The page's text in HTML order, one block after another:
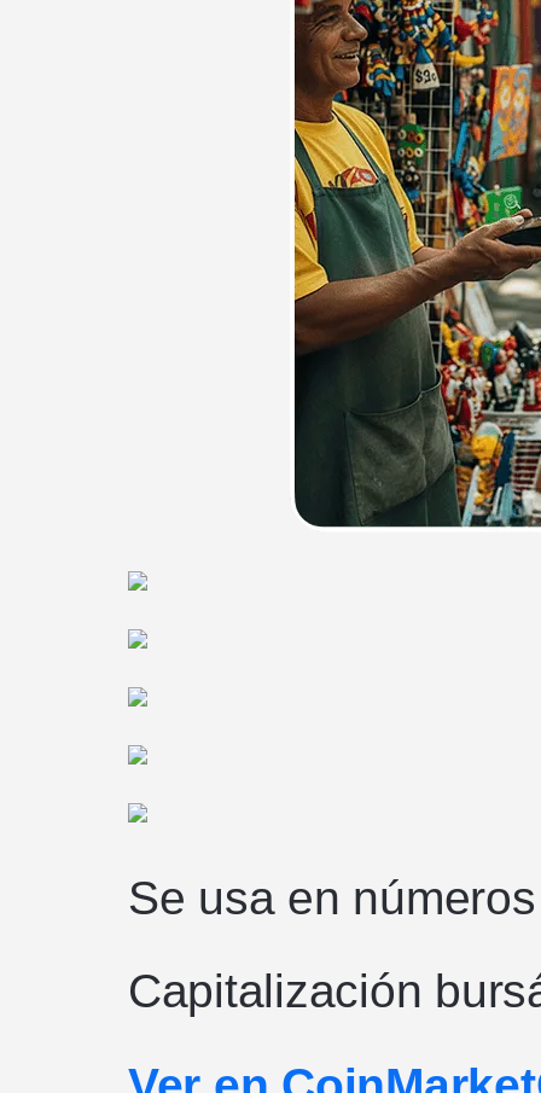
Se usa en números
Capitalización